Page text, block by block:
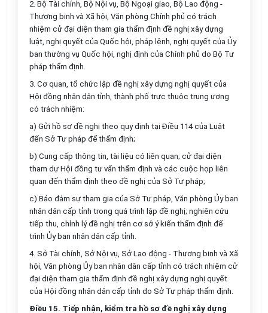
2. Bộ Tài chính, Bộ Nội vụ, Bộ Ngoại giao, Bộ Lao động -
Thương binh và Xã hội, Văn phòng Chính phủ có trách
nhiệm cử đại diện tham gia thẩm định đề nghị xây dựng
luật, nghị quyết của Quốc hội, pháp lệnh, nghị quyết của Ủy
ban thường vụ Quốc hội, nghị định của Chính phủ do Bộ Tư
pháp thẩm định.
3. Cơ quan, tổ chức lập đề nghị xây dựng nghị quyết của
Hội đồng nhân dân tỉnh, thành phố trực thuộc trung ương
có trách nhiệm:
a) Gửi hồ sơ đề nghị theo quy định tại Điều 114 của Luật
đến Sở Tư pháp để thẩm định;
b) Cung cấp thông tin, tài liệu có liên quan; cử đại diện
tham dự Hội đồng tư vấn thẩm định và các cuộc họp liên
quan đến thẩm định theo đề nghị của Sở Tư pháp;
c) Bảo đảm sự tham gia của Sở Tư pháp, Văn phòng Ủy ban
nhân dân cấp tỉnh trong quá trình lập đề nghị; nghiên cứu
tiếp thu, chỉnh lý đề nghị trên cơ sở ý kiến thẩm định để
trình Ủy ban nhân dân cấp tỉnh.
4. Sở Tài chính, Sở Nội vụ, Sở Lao động - Thương binh và Xã
hội, Văn phòng Ủy ban nhân dân cấp tỉnh có trách nhiệm cử
đại diện tham gia thẩm định đề nghị xây dựng nghị quyết
của Hội đồng nhân dân cấp tỉnh do Sở Tư pháp thẩm định.
Điều 15. Tiếp nhận, kiểm tra hồ sơ đề nghị xây dựng